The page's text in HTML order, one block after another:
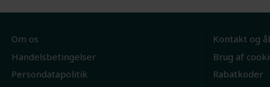
Om os
Handelsbetingelser
Persondatapolitik
Kontakt og
Brug af
Rabatkoder